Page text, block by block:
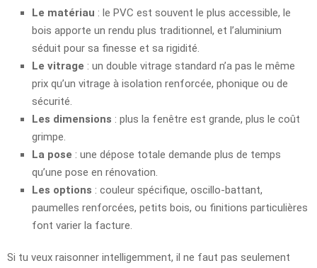
Le matériau : le PVC est souvent le plus accessible, le
bois apporte un rendu plus traditionnel, et l’aluminium
séduit pour sa finesse et sa rigidité.
Le vitrage : un double vitrage standard n’a pas le même
prix qu’un vitrage à isolation renforcée, phonique ou de
sécurité.
Les dimensions : plus la fenêtre est grande, plus le coût
grimpe.
La pose : une dépose totale demande plus de temps
qu’une pose en rénovation.
Les options : couleur spécifique, oscillo-battant,
paumelles renforcées, petits bois, ou finitions particulières
font varier la facture.
Si tu veux raisonner intelligemment, il ne faut pas seulement